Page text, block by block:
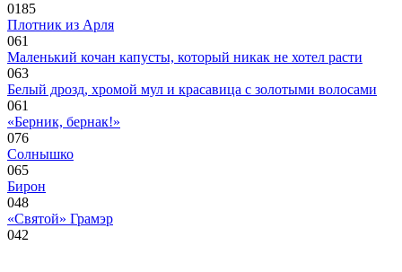
0185
Плотник из Арля
061
Маленький кочан капусты, который никак не хотел расти
063
Белый дрозд, хромой мул и красавица с золотыми волосами
061
«Берник, бернак!»
076
Солнышко
065
Бирон
048
«Святой» Грамэр
042